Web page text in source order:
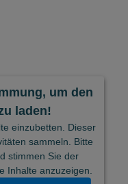
um den
laden!
einzubetten. Dieser
sammeln. Bitte
stimmen Sie der
Inhalte anzuzeigen.